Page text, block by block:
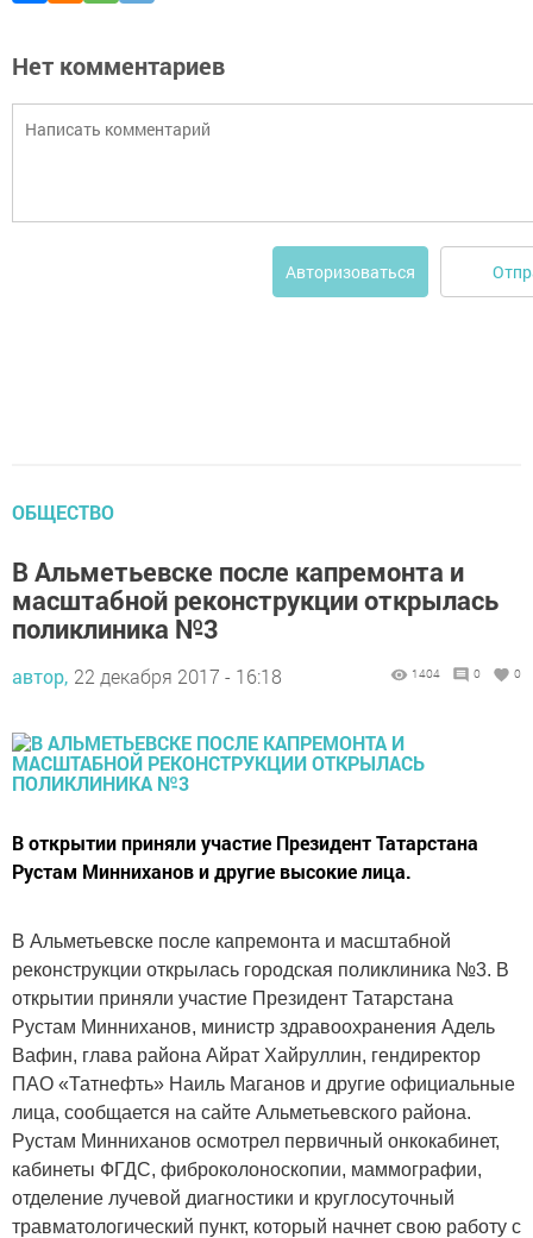
Нет комментариев
Авторизоваться
ОБЩЕСТВО
В Альметьевске после капремонта и
масштабной реконструкции открылась
поликлиника №3
автор, 22 декабря 2017 - 16:18 1404 0 0
В открытии приняли участие Президент Татарстана
Рустам Минниханов и другие высокие лица.
В Альметьевске после капремонта и масштабной
реконструкции открылась городская поликлиника №3. В
открытии приняли участие Президент Татарстана
Рустам Минниханов, министр здравоохранения Адель
Вафин, глава района Айрат Хайруллин, гендиректор
ПАО «Татнефть» Наиль Маганов и другие официальные
лица, сообщается на сайте Альметьевского района.
Рустам Минниханов осмотрел первичный онкокабинет,
кабинеты ФГДС, фиброколоноскопии, маммографии,
отделение лучевой диагностики и круглосуточный
травматологический пункт, который начнет свою работу с